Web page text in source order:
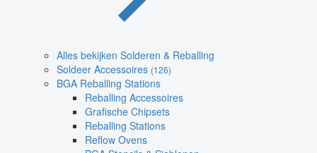
Alles bekijken Solderen & Reballing
Soldeer Accessoires (126)
BGA Reballing Stations
Reballing Accessoires
Grafische Chipsets
Reballing Stations
Reflow Ovens